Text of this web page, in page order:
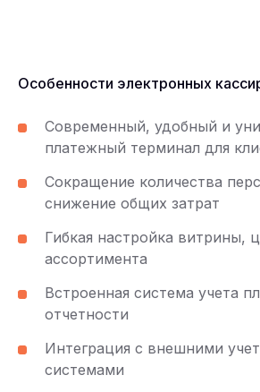
Особенности электронных
Современный, удобный и
платежный терминал для
Сокращение количества
снижение общих затрат
Гибкая настройка витрины,
ассортимента
Встроенная система учета
отчетности
Интеграция с внешними
системами